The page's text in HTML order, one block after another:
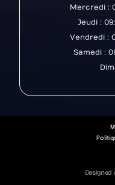
Mercredi :
Jeudi :
Vendredi :
Samedi :
Designed